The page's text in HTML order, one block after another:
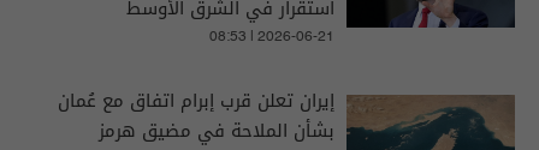
استقرار في الشرق الأوسط
08:53 | 2026-06-21
إيران تعلن قرب إبرام اتفاق مع عُمان
بشأن الملاحة في مضيق هرمز